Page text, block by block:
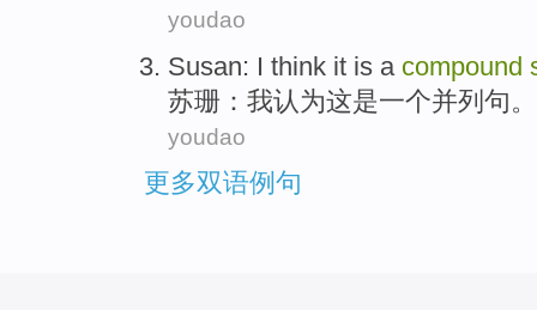
youdao
Susan: I think it is a compound
苏珊 ： 我认为这是一个并列 句。
youdao
更多双语例句